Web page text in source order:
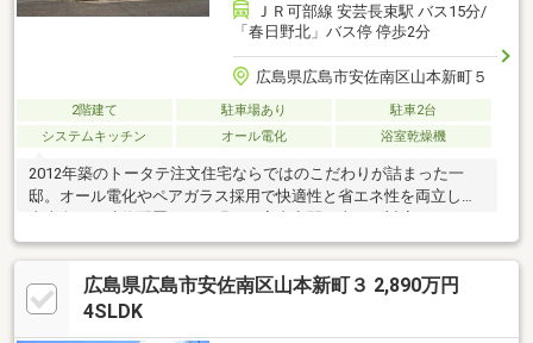
ＪＲ可部線 安芸長束駅 バス15分/
「春日野北」バス停 停歩2分
広島県広島市安佐南区山本新町５
2階建て 駐車場あり
駐車2台
システムキッチン
オール電化 浴室乾燥機
2012年築のトータテ注文住宅ならではのこだわりが詰まった一
邸。オール電化やペアガラス採用で快適性と省エネ性を両立し、
真南向きの建物配置により明るい室内空間。車いす対応のスロー
プや広めのトイレ、ゆとりある玄関スペースなどバリアフリー設
計も魅力。1階和室は二世帯利用にも対応可能で、2階には3部屋
＋オープンスペースを確保。屋根付きバルコニーや道路から見え
にくいプライベートガーデンも備え、暮らしやすさと安心感を兼
広島県広島市安佐南区山本新町３ 2,890万円
4SLDK